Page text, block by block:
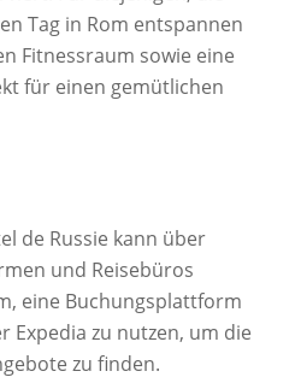
Tag in Rom entspannen
Fitnessraum sowie eine
für einen gemütlichen
de Russie kann über
und Reisebüros
eine Buchungsplattform
Expedia zu nutzen, um die
zu finden.